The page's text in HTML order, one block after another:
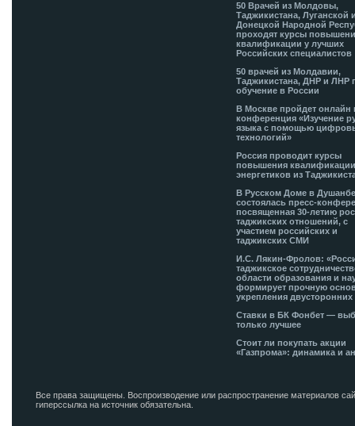
50 Врачей из Молдовы,
Таджикистана, Луганской
Донецкой Народной
проходят курсы
квалификации у лучших
Российских специалистов
50 врачей из Молдавии,
Таджикистана, ДНР и ЛНР
обучение в России
В Москве пройдет онлайн
конференция «Изучение
языка с помощью
технологий»
Россия проводит курсы
повышения
энергетиков из
В Русском Доме в
состоялась пресс-
посвященная 30-летию
таджикских отношений, с
участием российских и
таджикских СМИ
И.С. Лякин-Фролов:
таджикское
области образования и
формирует прочную
укрепления двусторонних
Ставки в БК Фонбет —
только лучшее
Стоит ли покупать акции
«Газпрома»: динамика и
Все права защищены. Воспроизводение или распространение материалов
гиперссылка на источник обязательна.